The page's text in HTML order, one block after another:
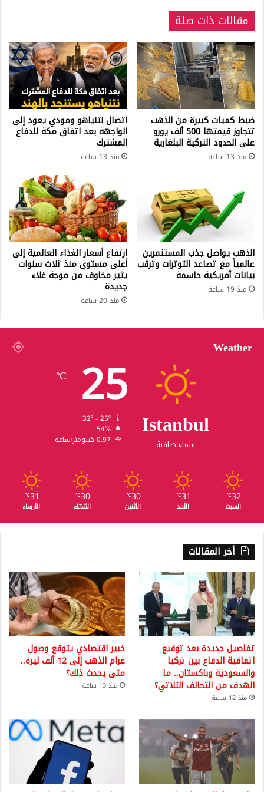
مقالات ذات صلة
ضبط كميات كبيرة من الذهب
تتجاوز قيمتها 500 ألف يورو
على الحدود التركية البلغارية
منذ 13 ساعة
اتصال نتنياهو ومودي يعود إلى
الواجهة بعد اتفاق مكة للدفاع
المشترك
منذ 13 ساعة
الذهب يواصل جذب المستثمرين
عالمياً مع تصاعد التوترات وترقب
بيانات أمريكية حاسمة
منذ 19 ساعة
ارتفاع أسعار الغذاء العالمية إلى
أعلى مستوى منذ ثلاث سنوات
يثير مخاوف من موجة غلاء
جديدة
منذ 20 ساعة
Weather
Istanbul
سماء صافية
25
℃
54%
0.97 كيلومتر/ساعة
32
℃
السبت
31
℃
الأحد
30
℃
الأثنين
30
℃
الثلاثاء
31
℃
الأربعاء
أخر المقالات
تفاصيل جديدة بعد توقيع
اتفاقية الدفاع بين تركيا
والسعودية وباكستان.. ما
الهدف من التحالف الثلاثي؟
منذ 12 ساعة
خبير اقتصادي يتوقع وصول
غرام الذهب إلى 12 ألف ليرة..
متى يحدث ذلك؟
منذ 13 ساعة